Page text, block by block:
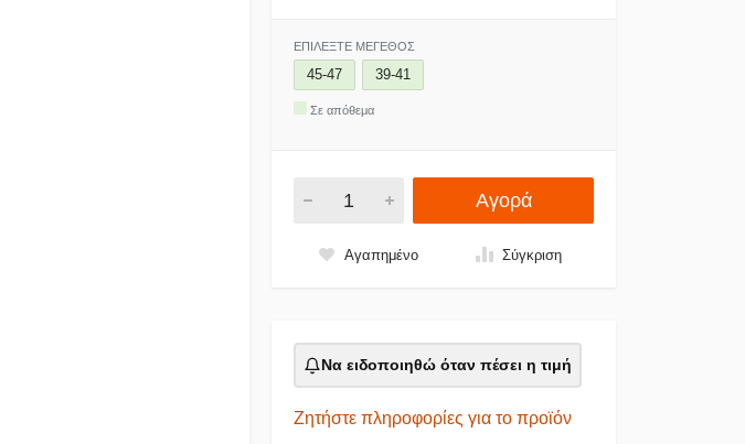
ΕΠΙΛΈΞΤΕ ΜΈΓΕΘΟΣ
45-47 39-41
Σε απόθεμα
Αγορά
Αγαπημένο Σύγκριση
Να ειδοποιηθώ όταν πέσει η τιμή
Ζητήστε πληροφορίες για το προϊόν